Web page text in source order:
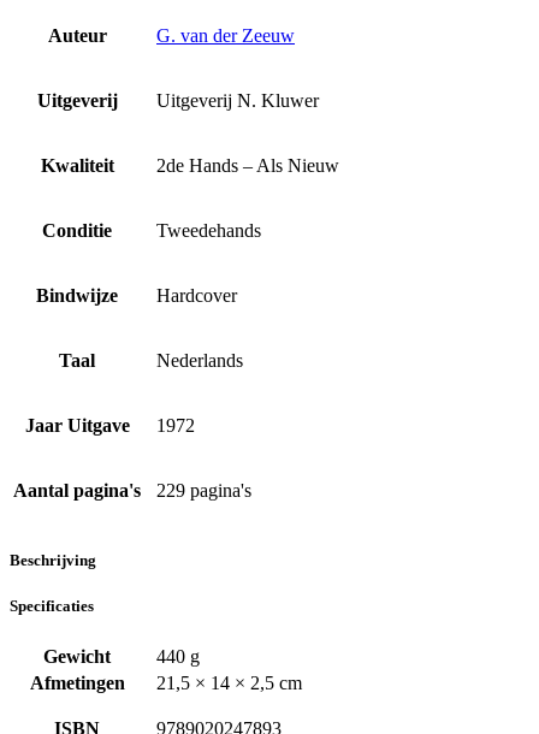
Auteur G. van der Zeeuw
Uitgeverij Uitgeverij N. Kluwer
Kwaliteit 2de Hands – Als Nieuw
Conditie Tweedehands
Bindwijze Hardcover
Taal Nederlands
Jaar Uitgave 1972
Aantal pagina's 229 pagina's
Beschrijving
Specificaties
Gewicht
440 g
Afmetingen
21,5 × 14 × 2,5 cm
ISBN 9789020247893